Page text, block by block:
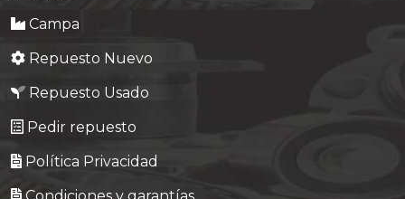
Campa
Repuesto Nuevo
Repuesto Usado
Pedir repuesto
Política Privacidad